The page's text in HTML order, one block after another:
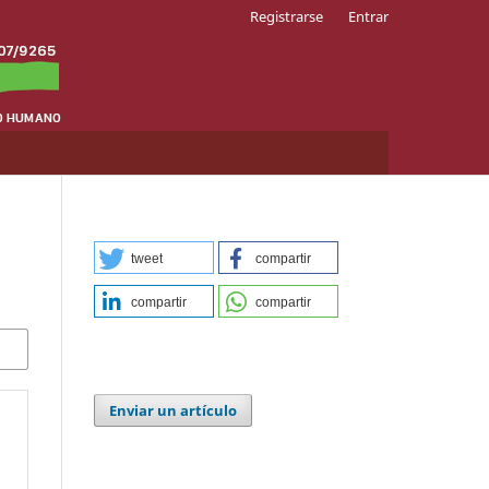
Registrarse Entrar
tweet compartir
compartir compartir
Enviar un artículo